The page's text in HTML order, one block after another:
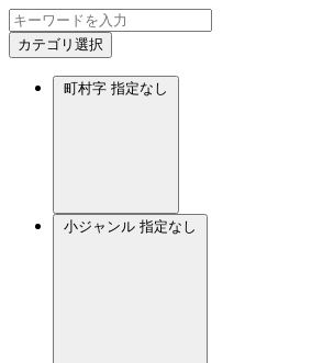
カテゴリ選択
町村字 指定なし
小ジャンル 指定なし